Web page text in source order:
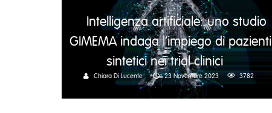
Intelligenza artificiale: uno studio
GIMEMA indaga l’impiego di pazienti
sintetici nei trial clinici
Chiara Di Lucente 23 Novembre 2023 3782